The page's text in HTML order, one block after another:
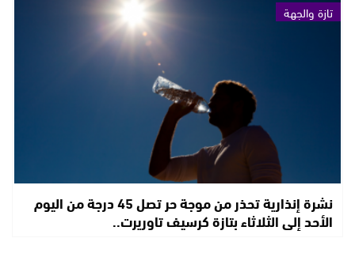
تازة والجهة
نشرة إنذارية تحذر من موجة حر تصل 45 درجة من اليوم
الأحد إلى الثلاثاء بتازة كرسيف تاوريرت..